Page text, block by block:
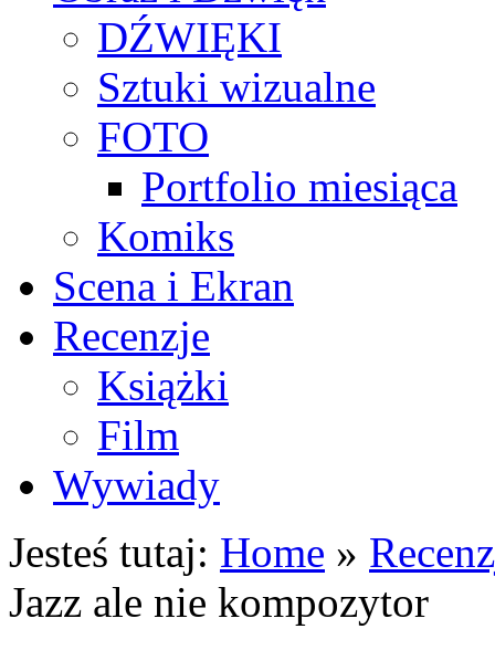
DŹWIĘKI
Sztuki wizualne
FOTO
Portfolio miesiąca
Komiks
Scena i Ekran
Recenzje
Książki
Film
Wywiady
Jesteś tutaj: Home »
Jazz ale nie kompozytor